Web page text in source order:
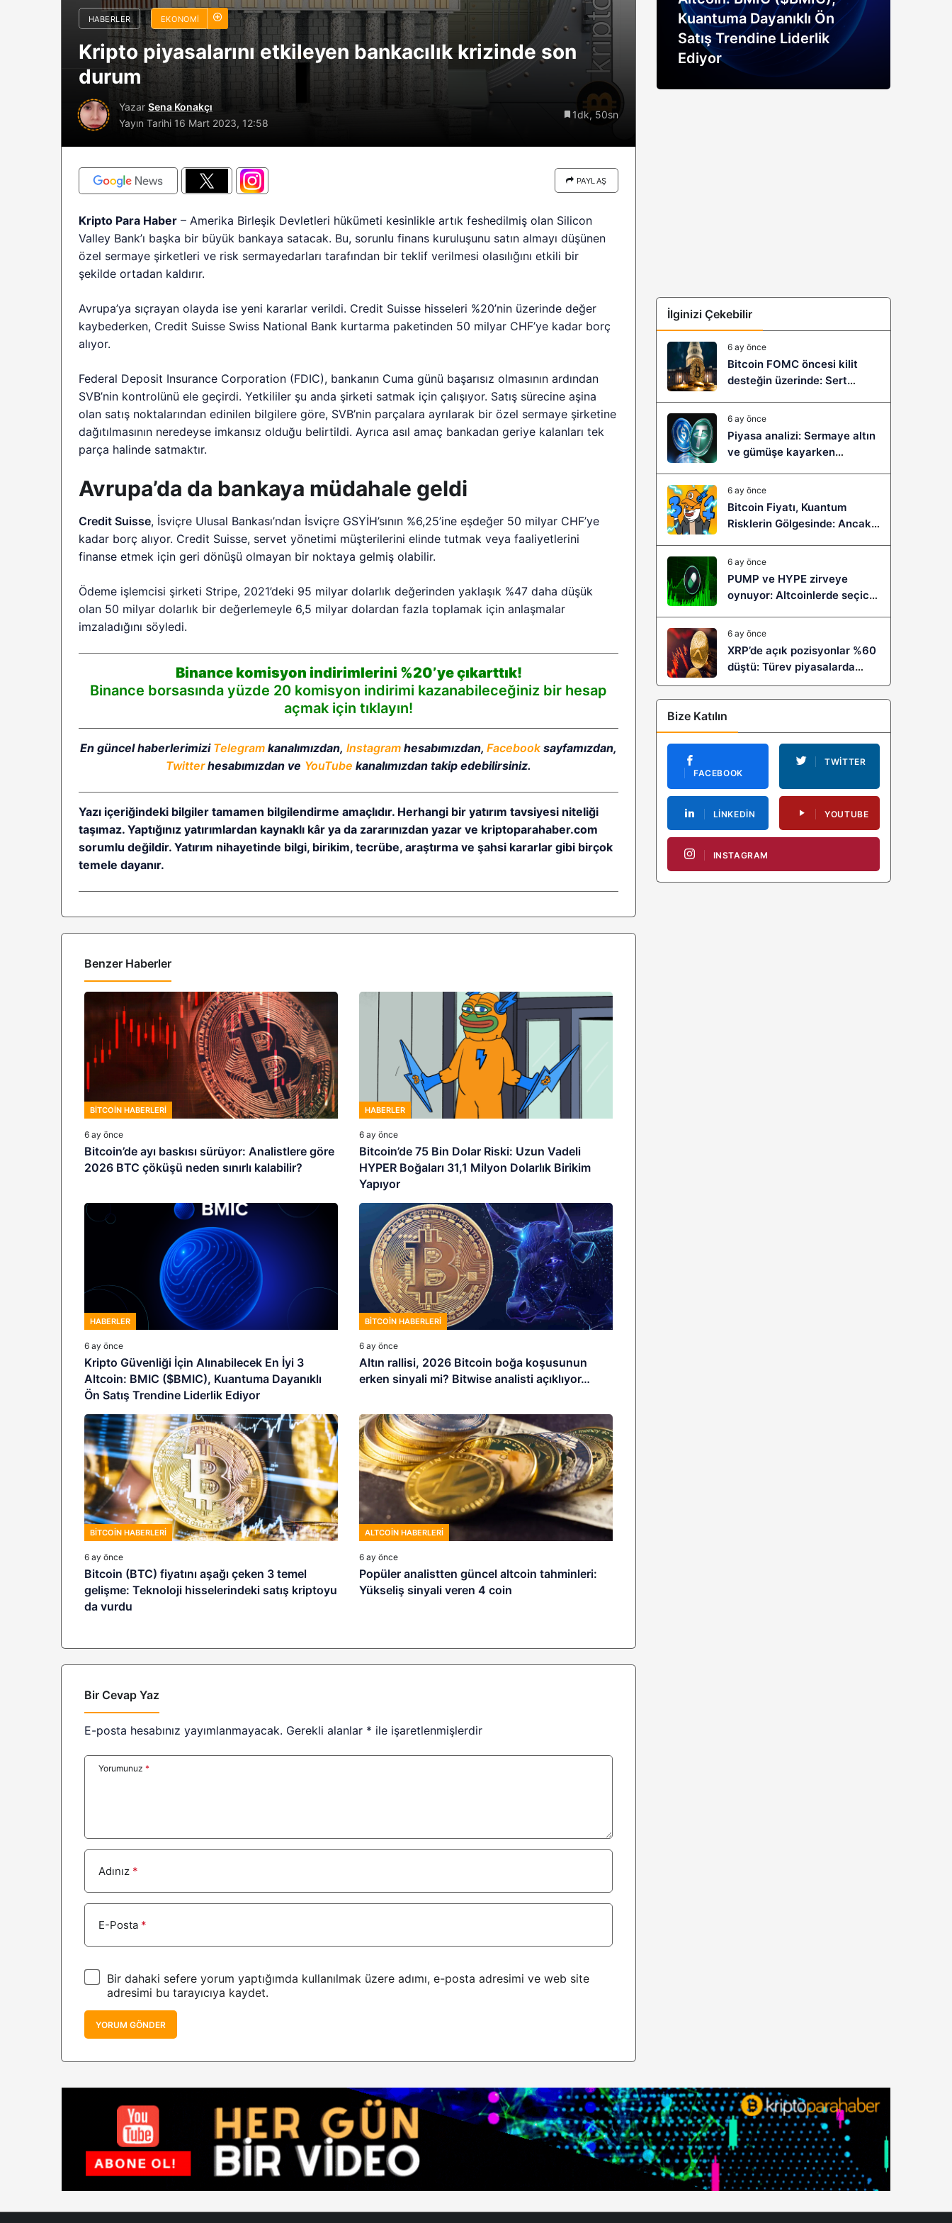
HABERLER EKONOMI
Kripto piyasalarını etkileyen bankacılık krizinde son
durum
Yazar Sena Konakçı
Yayın Tarihi 16 Mart 2023, 12:58
1dk, 50sn
PAYLAŞ
Kripto Para Haber – Amerika Birleşik Devletleri hükümeti kesinlikle artık feshedilmiş olan Silicon
Valley Bank’ı başka bir büyük bankaya satacak. Bu, sorunlu finans kuruluşunu satın almayı düşünen
özel sermaye şirketleri ve risk sermayedarları tarafından bir teklif verilmesi olasılığını etkili bir
şekilde ortadan kaldırır.
Avrupa’ya sıçrayan olayda ise yeni kararlar verildi. Credit Suisse hisseleri %20’nin üzerinde değer
kaybederken, Credit Suisse Swiss National Bank kurtarma paketinden 50 milyar CHF’ye kadar borç
alıyor.
Federal Deposit Insurance Corporation (FDIC), bankanın Cuma günü başarısız olmasının ardından
SVB’nin kontrolünü ele geçirdi. Yetkililer şu anda şirketi satmak için çalışıyor. Satış sürecine aşina
olan satış noktalarından edinilen bilgilere göre, SVB’nin parçalara ayrılarak bir özel sermaye şirketine
dağıtılmasının neredeyse imkansız olduğu belirtildi. Ayrıca asıl amaç bankadan geriye kalanları tek
parça halinde satmaktır.
Avrupa’da da bankaya müdahale geldi
Credit Suisse, İsviçre Ulusal Bankası’ndan İsviçre GSYİH’sının %6,25’ine eşdeğer 50 milyar CHF’ye
kadar borç alıyor. Credit Suisse, servet yönetimi müşterilerini elinde tutmak veya faaliyetlerini
finanse etmek için geri dönüşü olmayan bir noktaya gelmiş olabilir.
Ödeme işlemcisi şirketi Stripe, 2021’deki 95 milyar dolarlık değerinden yaklaşık %47 daha düşük
olan 50 milyar dolarlık bir değerlemeyle 6,5 milyar dolardan fazla toplamak için anlaşmalar
imzaladığını söyledi.
Binance komisyon indirimlerini %20’ye çıkarttık!
Binance borsasında yüzde 20 komisyon indirimi kazanabileceğiniz bir hesap
açmak için tıklayın!
En güncel haberlerimizi Telegram kanalımızdan, Instagramhesabımızdan, Facebooksayfamızdan,
Twitterhesabımızdan ve YouTube kanalımızdan takip edebilirsiniz.
Yazı içeriğindeki bilgiler tamamen bilgilendirme amaçlıdır. Herhangi bir yatırım tavsiyesi niteliği
taşımaz. Yaptığınız yatırımlardan kaynaklı kâr ya da zararınızdan yazar ve kriptoparahaber.com
sorumlu değildir. Yatırım nihayetinde bilgi, birikim, tecrübe, araştırma ve şahsi kararlar gibi birçok
temele dayanır.
Benzer Haberler
BITCOIN HABERLERI
6 ay önce
Bitcoin’de ayı baskısı sürüyor: Analistlere göre
2026 BTC çöküşü neden sınırlı kalabilir?
HABERLER
6 ay önce
Bitcoin’de 75 Bin Dolar Riski: Uzun Vadeli
HYPER Boğaları 31,1 Milyon Dolarlık Birikim
Yapıyor
HABERLER
6 ay önce
Kripto Güvenliği İçin Alınabilecek En İyi 3
Altcoin: BMIC ($BMIC), Kuantuma Dayanıklı
Ön Satış Trendine Liderlik Ediyor
BITCOIN HABERLERI
6 ay önce
Altın rallisi, 2026 Bitcoin boğa koşusunun
erken sinyali mi? Bitwise analisti açıklıyor…
BITCOIN HABERLERI
6 ay önce
Bitcoin (BTC) fiyatını aşağı çeken 3 temel
gelişme: Teknoloji hisselerindeki satış kriptoyu
da vurdu
ALTCOIN HABERLERI
6 ay önce
Popüler analistten güncel altcoin tahminleri:
Yükseliş sinyali veren 4 coin
Bir Cevap Yaz
E-posta hesabınız yayımlanmayacak. Gerekli alanlar * ile işaretlenmişlerdir
Yorumunuz *
Adınız *
E-Posta *
Bir dahaki sefere yorum yaptığımda kullanılmak üzere adımı, e-posta adresimi ve web site
adresimi bu tarayıcıya kaydet.
YORUM GÖNDER
sürüyor: Analistlere göre
2026 BTC çöküşü neden
sınırlı kalabilir?
Riski: Uzun Vadeli HYPER
Boğaları 31,1 Milyon Dolarlık
Birikim Yapıyor
Kuantuma Dayanıklı Ön
Satış Trendine Liderlik
Ediyor
İlginizi Çekebilir
6 ay önce
Bitcoin FOMC öncesi kilit
desteğin üzerinde: Sert
geliyor?
6 ay önce
Piyasa analizi: Sermaye altın
ve gümüşe kayarken
6 ay önce
Bitcoin Fiyatı, Kuantum
Risklerin Gölgesinde: Ancak
Sıçramaya Yaşayabilir!
6 ay önce
PUMP ve HYPE zirveye
oynuyor: Altcoinlerde seçici
6 ay önce
XRP’de açık pozisyonlar %60
düştü: Türev piyasalarda
kaldıraç temizliği yeni bir
trendin habercisi mi?
Bize Katılın
FACEBOOK
TWITTER
LINKEDIN YOUTUBE
INSTAGRAM